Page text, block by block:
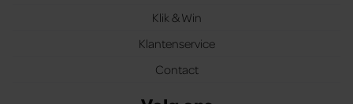
Klik & Win
Klantenservice
Contact